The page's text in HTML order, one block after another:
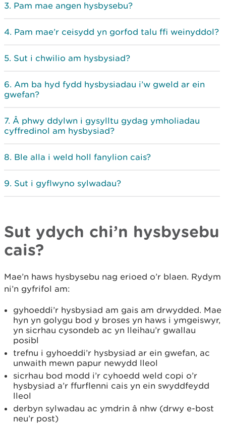
Pam mae angen hysbysebu?
Pam mae’r ceisydd yn gorfod talu ffi weinyddol?
Sut i chwilio am hysbysiad?
Am ba hyd fydd hysbysiadau i’w gweld ar ein
gwefan?
Â phwy ddylwn i gysylltu gydag ymholiadau
cyffredinol am hysbysiad?
Ble alla i weld holl fanylion cais?
Sut i gyflwyno sylwadau?
Sut ydych chi’n hysbysebu
cais?
Mae’n haws hysbysebu nag erioed o’r blaen. Rydym
ni’n gyfrifol am:
gyhoeddi’r hysbysiad am gais am drwydded. Mae
hyn yn golygu bod y broses yn haws i ymgeiswyr,
yn sicrhau cysondeb ac yn lleihau’r gwallau
posibl
trefnu i gyhoeddi’r hysbysiad ar ein gwefan, ac
unwaith mewn papur newydd lleol
sicrhau bod modd i’r cyhoedd weld copi o’r
hysbysiad a’r ffurflenni cais yn ein swyddfeydd
lleol
derbyn sylwadau ac ymdrin â nhw (drwy e-bost
neu’r post)